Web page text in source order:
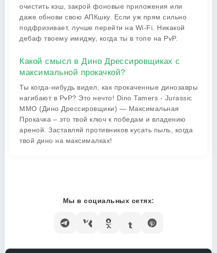
очистить кэш, закрой фоновые приложения или
даже обнови свою АПКшку. Если уж прям сильно
подфризивает, лучше перейти на Wi-Fi. Никакой
дебаф твоему имиджу, когда ты в топе на PvP.
Какой смысл в Дино Дрессировщиках с
максимальной прокачкой?
Ты когда-нибудь видел, как прокаченные динозавры
нагибают в PvP? Это нечто! Dino Tamers - Jurassic
MMO (Дино Дрессировщики) — Максимальная
Прокачка – это твой ключ к победам и владению
ареной. Заставляй противников кусать пыль, когда
твой дино на максималках!
Мы в социальных сетях: